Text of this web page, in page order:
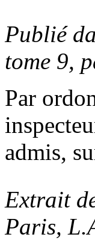
Publié
tome 9,
Par
admis,
Extrait
Paris,